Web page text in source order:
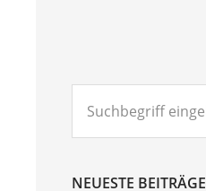
eingeben...
NEUESTE BEITRÄGE